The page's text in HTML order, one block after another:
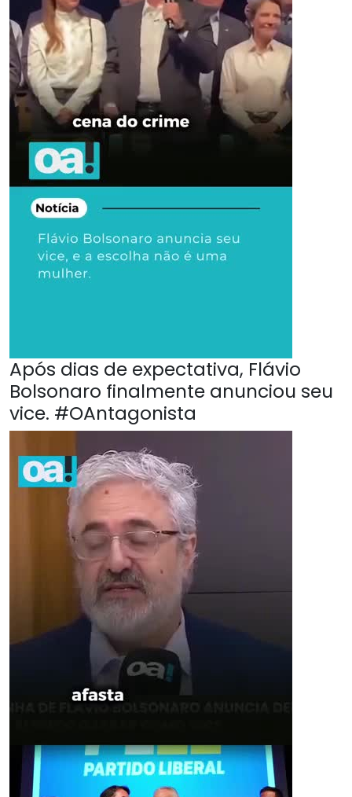
Após dias de expectativa, Flávio
Bolsonaro finalmente anunciou seu
vice. #OAntagonista